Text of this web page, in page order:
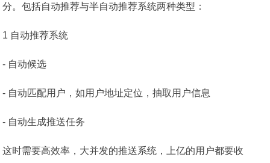
分。包括自动推荐与半自动推荐系统两种类型：
1 自动推荐系统
- 自动候选
- 自动匹配用户，如用户地址定位，抽取用户信息
- 自动生成推送任务
这时需要高效率，大并发的推送系统，上亿的用户都要收